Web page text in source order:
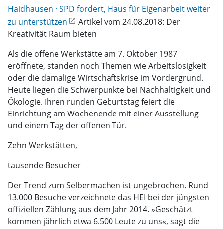
Haidhausen · SPD fordert, Haus für Eigenarbeit weiter
zu unterstützen
Artikel vom 24.08.2018: Der
Kreativität Raum bieten
Als die offene Werkstätte am 7. Oktober 1987
eröffnete, standen noch Themen wie Arbeitslosigkeit
oder die damalige Wirtschaftskrise im Vordergrund.
Heute liegen die Schwerpunkte bei Nachhaltigkeit und
Ökologie. Ihren runden Geburtstag feiert die
Einrichtung am Wochenende mit einer Ausstellung
und einem Tag der offenen Tür.
Zehn Werkstätten,
tausende Besucher
Der Trend zum Selbermachen ist ungebrochen. Rund
13.000 Besuche verzeichnete das HEI bei der jüngsten
offiziellen Zählung aus dem Jahr 2014. »Geschätzt
kommen jährlich etwa 6.500 Leute zu uns«, sagt die